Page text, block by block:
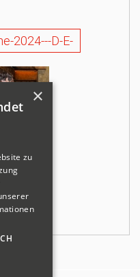
2024---D-E-
×
zu